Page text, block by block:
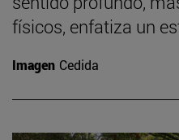
físicos, enfatiza un
Imagen Cedida